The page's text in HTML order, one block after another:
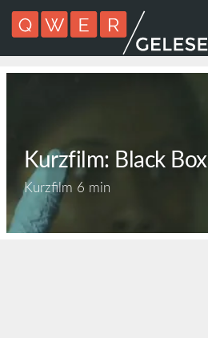
Kurzfilm: Black Box
Kurzfilm 6 min